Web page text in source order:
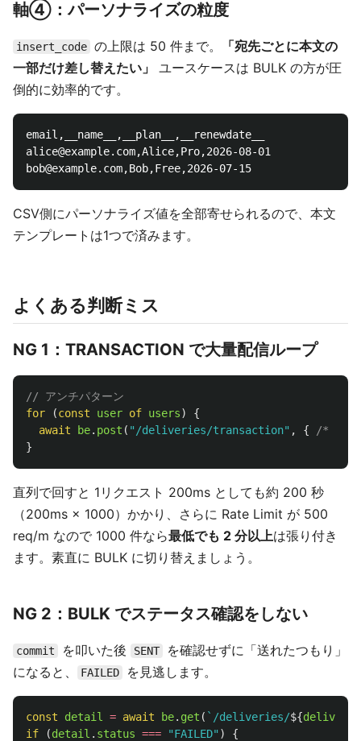
軸④：パーソナライズの粒度
insert_code の上限は 50 件まで。
「宛先ごとに本文の
一部だけ差し替えたい」
ユースケースは BULK の方が圧
倒的に効率的です。
email,__name__,__plan__,__renewdate__
alice@example.com,Alice,Pro,2026-08-01
CSV側にパーソナライズ値を全部寄せられるので、本文
テンプレートは1つで済みます。
よくある判断ミス
NG 1：TRANSACTION で大量配信ループ
// アンチパターン
for
(const user of users)
{
await
be. post ( " /deliveries/transaction" , {
/* ...
}
直列で回すと 1リクエスト 200ms としても約 200 秒
（200ms × 1000）かかり、さらに Rate Limit が 500
req/m なので 1000 件なら最低でも 2 分以上は張り付き
ます。素直に BULK に切り替えましょう。
NG 2：BULK でステータス確認をしない
commit を叩いた後 SENT
を確認せずに「送れたつもり」
になると、
FAILED を見逃します。
const detail = await be. get ( `/deliveries/${
if
(detail . status === "FAILED" )
{